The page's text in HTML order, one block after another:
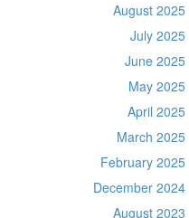
August 2025
July 2025
June 2025
May 2025
April 2025
March 2025
February 2025
December 2024
August 2023